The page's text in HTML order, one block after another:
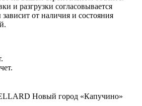
и разгрузки согласовывается
от наличия и состояния
Новый город «Капучино»